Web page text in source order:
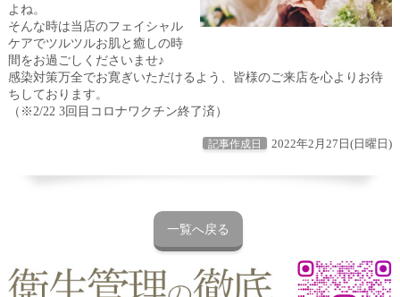
よね。
そんな時は当店のフェイシャル
ケアでツルツルお肌と癒しの時
間をお過ごしくださいませ♪
感染対策万全でお寛ぎいただけるよう、皆様のご来店を心よりお待
ちしております。
（※2/22 3回目コロナワクチン終了済）
記事作成日 2022年2月27日(日曜日)
一覧へ戻る